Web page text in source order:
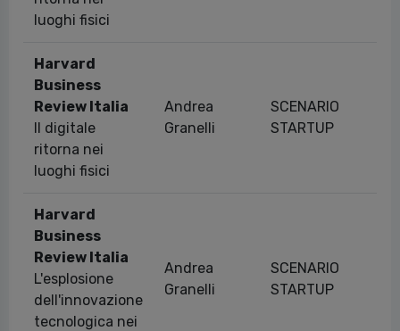
luoghi fisici
Harvard
Business
Review Italia
Il digitale
ritorna nei
luoghi fisici
Andrea
Granelli
SCENARIO
STARTUP
Harvard
Business
Review Italia
L'esplosione
dell'innovazione
tecnologica nei
Andrea
Granelli
SCENARIO
STARTUP